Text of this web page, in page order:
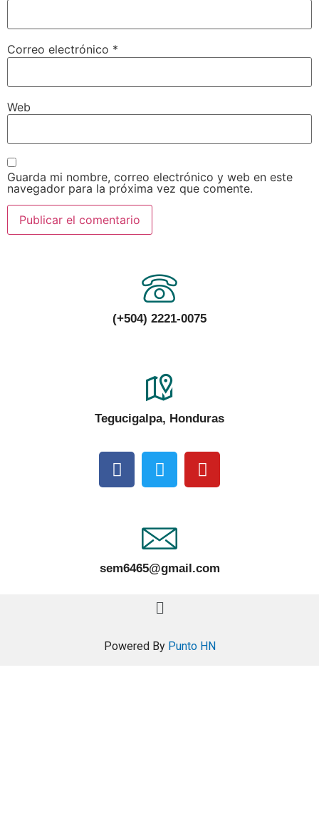
Correo electrónico *
Web
Guarda mi nombre, correo electrónico y web en este
navegador para la próxima vez que comente.
(+504) 2221-0075
Tegucigalpa, Honduras
sem6465@gmail.com
Powered By Punto HN